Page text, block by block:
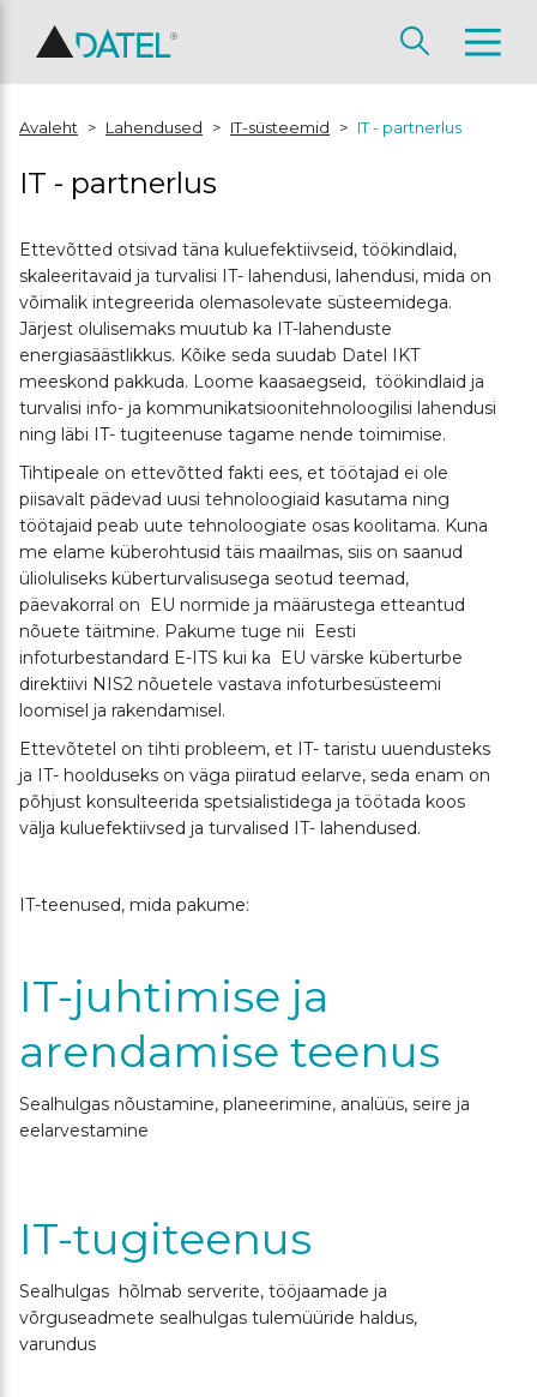
Avaleht > Lahendused > IT-süsteemid > IT - partnerlus
IT - partnerlus
Ettevõtted otsivad täna kuluefektiivseid, töökindlaid,
skaleeritavaid ja turvalisi IT- lahendusi, lahendusi, mida on
võimalik integreerida olemasolevate süsteemidega.
Järjest olulisemaks muutub ka IT-lahenduste
energiasäästlikkus. Kõike seda suudab Datel IKT
meeskond pakkuda. Loome kaasaegseid, töökindlaid ja
turvalisi info- ja kommunikatsioonitehnoloogilisi lahendusi
ning läbi IT- tugiteenuse tagame nende toimimise.
Tihtipeale on ettevõtted fakti ees, et töötajad ei ole
piisavalt pädevad uusi tehnoloogiaid kasutama ning
töötajaid peab uute tehnoloogiate osas koolitama. Kuna
me elame küberohtusid täis maailmas, siis on saanud
ülioluliseks küberturvalisusega seotud teemad,
päevakorral on EU normide ja määrustega etteantud
nõuete täitmine. Pakume tuge nii Eesti
infoturbestandard E-ITS kui ka EU värske küberturbe
direktiivi NIS2 nõuetele vastava infoturbesüsteemi
loomisel ja rakendamisel.
Ettevõtetel on tihti probleem, et IT- taristu uuendusteks
ja IT- hoolduseks on väga piiratud eelarve, seda enam on
põhjust konsulteerida spetsialistidega ja töötada koos
välja kuluefektiivsed ja turvalised IT- lahendused.
IT-teenused, mida pakume:
IT-juhtimise ja
arendamise teenus
Sealhulgas nõustamine, planeerimine, analüüs, seire ja
eelarvestamine
IT-tugiteenus
Sealhulgas hõlmab serverite, tööjaamade ja
võrguseadmete sealhulgas tulemüüride haldus,
varundus